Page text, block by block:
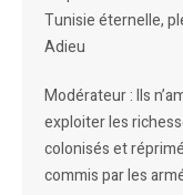
Tunisie éternelle,
Adieu
Modérateur : Ils
exploiter les
colonisés et
commis par les